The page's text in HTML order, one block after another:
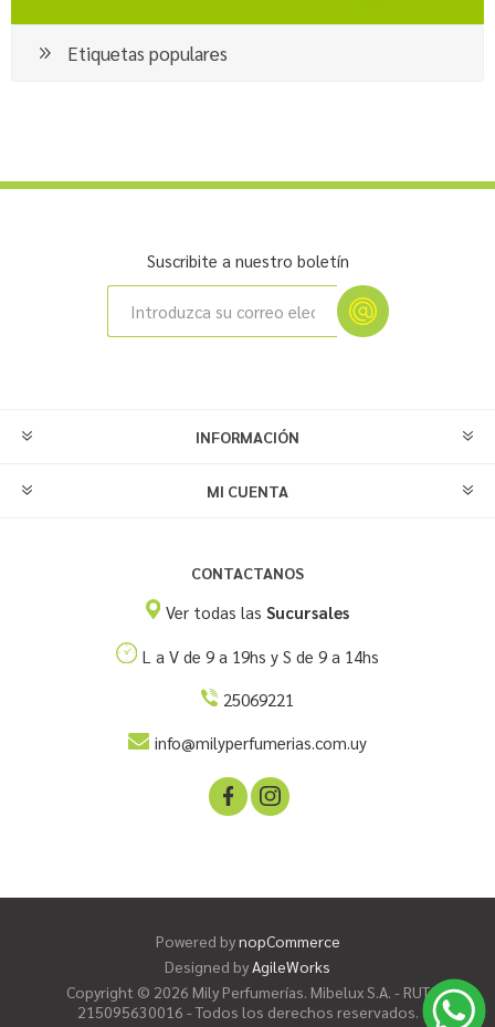
Etiquetas populares
Suscribite a nuestro boletín
INFORMACIÓN
MI CUENTA
CONTACTANOS
Ver todas lasSucursales
L a V de 9 a 19hs y S de 9 a 14hs
25069221
info@milyperfumerias.com.uy
Powered bynopCommerce
Designed byAgileWorks
Copyright © 2026 Mily Perfumerías. Mibelux S.A. - RUT
215095630016 - Todos los derechos reservados.